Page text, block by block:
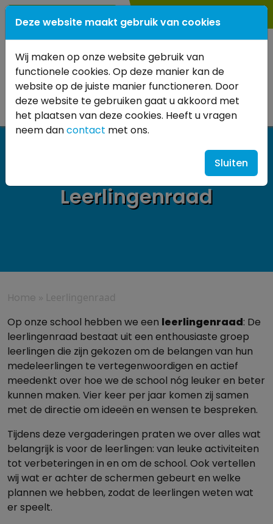
0345- 614 880
Leerlingenraad
Home » Leerlingenraad
Op onze school hebben we een leerlingenraad: De
leerlingenraad bestaat uit een enthousiaste groep
leerlingen die zijn gekozen om de belangen van hun
medeleerlingen te vertegenwoordigen en actief
meedenkt over hoe we de school nóg leuker en beter
kunnen maken. Vier keer per jaar komen zij samen
met de directie om ideeën en wensen te bespreken.
Tijdens deze vergaderingen praten we over alles wat
belangrijk is voor de leerlingen: van leuke activiteiten
tot verbeteringen in en om de school. Ook vertellen
wij wat er achter de schermen gebeurt en welke
plannen we hebben, zodat de leerlingen weten wat
er speelt.
Deze website maakt gebruik van cookies
Wij maken op onze website gebruik van
functionele cookies. Op deze manier kan de
website op de juiste manier functioneren. Door
deze website te gebruiken gaat u akkoord met
het plaatsen van deze cookies. Heeft u vragen
neem dancontact met ons.
Sluiten